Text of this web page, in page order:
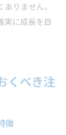
りません。
実に成長を目
くべき注
徴